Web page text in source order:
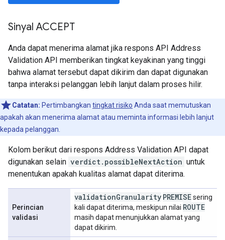
Sinyal ACCEPT
Anda dapat menerima alamat jika respons API Address
Validation API memberikan tingkat keyakinan yang tinggi
bahwa alamat tersebut dapat dikirim dan dapat digunakan
tanpa interaksi pelanggan lebih lanjut dalam proses hilir.
Catatan: Pertimbangkan tingkat risiko Anda saat memutuskan
apakah akan menerima alamat atau meminta informasi lebih lanjut
kepada pelanggan.
Kolom berikut dari respons Address Validation API dapat
digunakan selain verdict.possibleNextAction untuk
menentukan apakah kualitas alamat dapat diterima.
Perincian
validasi
validationGranularity PREMISEsering
kali dapat diterima, meskipun nilai ROUTE
masih dapat menunjukkan alamat yang
dapat dikirim.